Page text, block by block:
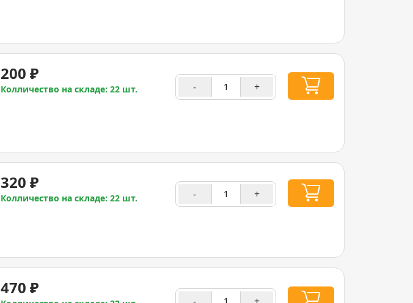
200 ₽
Колличество на складе: 22 шт. - +
320 ₽
Колличество на складе: 22 шт. - +
470 ₽